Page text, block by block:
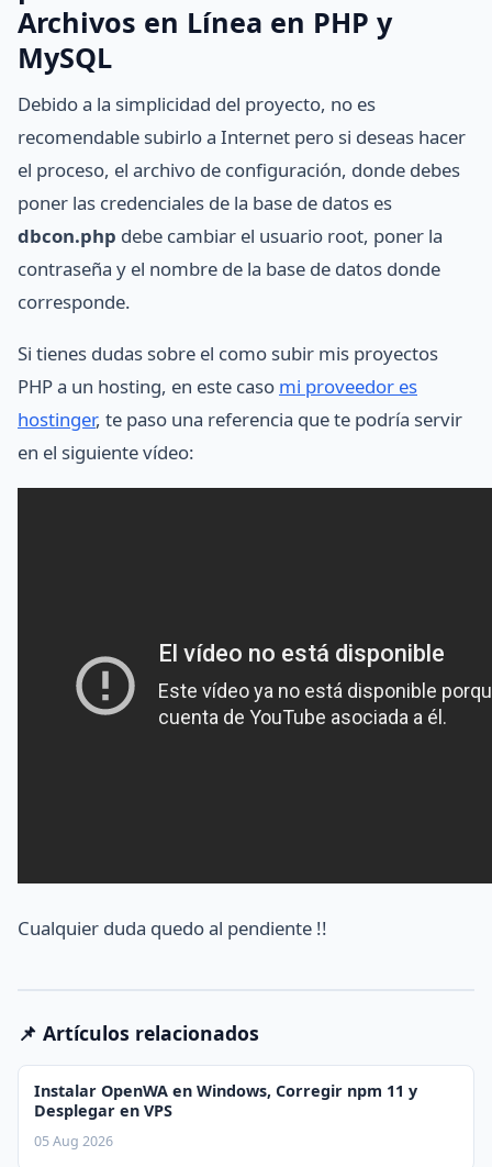
Archivos en Línea en PHP y
MySQL
Debido a la simplicidad del proyecto, no es
recomendable subirlo a Internet pero si deseas hacer
el proceso, el archivo de configuración, donde debes
poner las credenciales de la base de datos es
dbcon.php debe cambiar el usuario root, poner la
contraseña y el nombre de la base de datos donde
corresponde.
Si tienes dudas sobre el como subir mis proyectos
PHP a un hosting, en este caso mi proveedor es
hostinger, te paso una referencia que te podría servir
en el siguiente vídeo:
Cualquier duda quedo al pendiente !!
📌 Artículos relacionados
Instalar OpenWA en Windows, Corregir npm 11 y
Desplegar en VPS
05 Aug 2026